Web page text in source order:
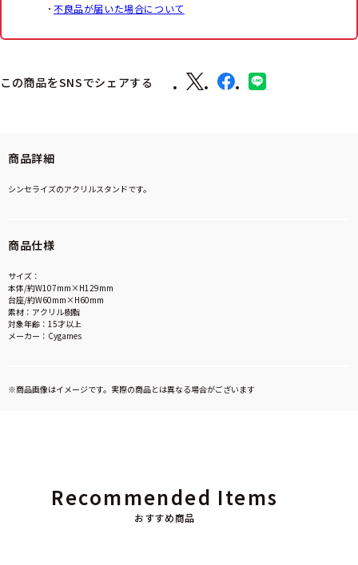
不良品が届いた場合について
この商品をSNSでシェアする
商品詳細
シンセライズのアクリルスタンドです。
商品仕様
サイズ：
本体/約W107mm×H129mm
台座/約W60mm×H60mm
素材：アクリル樹脂
対象年齢：15才以上
メーカー：Cygames
※商品画像はイメージです。実際の商品とは異なる場合がございます
おすすめ商品
Recommended Items